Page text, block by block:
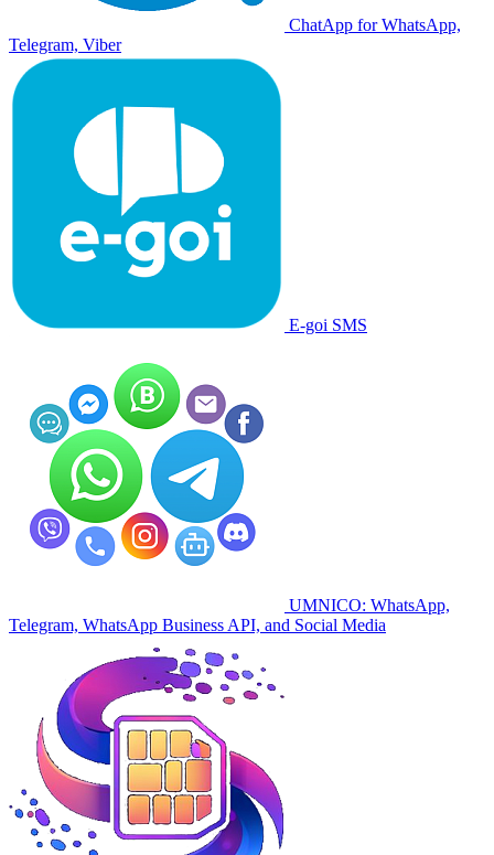
ChatApp for WhatsApp,
Telegram, Viber
E-goi SMS
UMNICO: WhatsApp,
Telegram, WhatsApp Business API, and Social Media